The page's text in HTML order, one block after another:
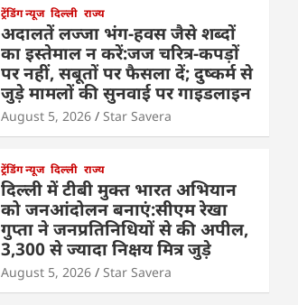
ट्रेंडिंग न्यूज दिल्ली राज्य
अदालतें लज्जा भंग-हवस जैसे शब्दों
का इस्तेमाल न करें:जज चरित्र-कपड़ों
पर नहीं, सबूतों पर फैसला दें; दुष्कर्म से
जुड़े मामलों की सुनवाई पर गाइडलाइन
August 5, 2026 Star Savera
ट्रेंडिंग न्यूज दिल्ली राज्य
दिल्ली में टीबी मुक्त भारत अभियान
को जनआंदोलन बनाएं:सीएम रेखा
गुप्ता ने जनप्रतिनिधियों से की अपील,
3,300 से ज्यादा निक्षय मित्र जुड़े
August 5, 2026 Star Savera